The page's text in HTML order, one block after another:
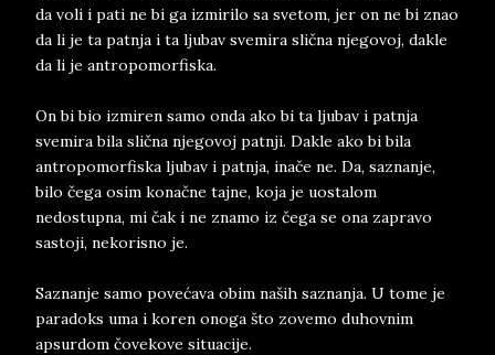
da voli i pati ne bi ga izmirilo sa svetom, jer on ne bi znao
da li je ta patnja i ta ljubav svemira slična njegovoj, dakle
da li je antropomorfiska.
On bi bio izmiren samo onda ako bi ta ljubav i patnja
svemira bila slična njegovoj patnji. Dakle ako bi bila
antropomorfiska ljubav i patnja, inače ne. Da, saznanje,
bilo čega osim konačne tajne, koja je uostalom
nedostupna, mi čak i ne znamo iz čega se ona zapravo
sastoji, nekorisno je.
Saznanje samo povećava obim naših saznanja. U tome je
paradoks uma i koren onoga što zovemo duhovnim
apsurdom čovekove situacije.